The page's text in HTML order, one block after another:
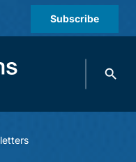
Subscribe
Search